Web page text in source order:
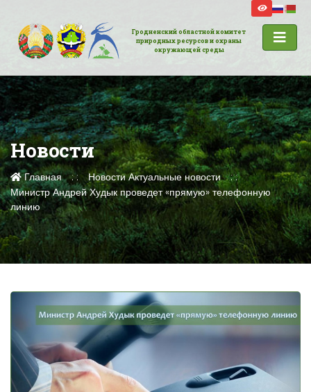
Гродненский областной комитет
природных ресурсов и охраны
окружающей среды
Новости
Главная Новости Актуальные новости
Министр Андрей Худык проведет «прямую» телефонную
линию